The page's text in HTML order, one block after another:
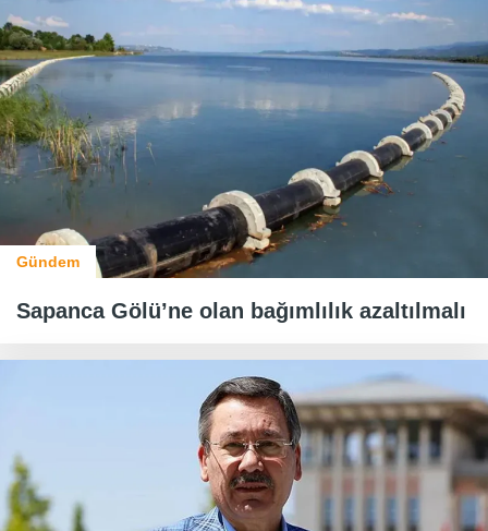
Gündem
Sapanca Gölü’ne olan bağımlılık azaltılmalı